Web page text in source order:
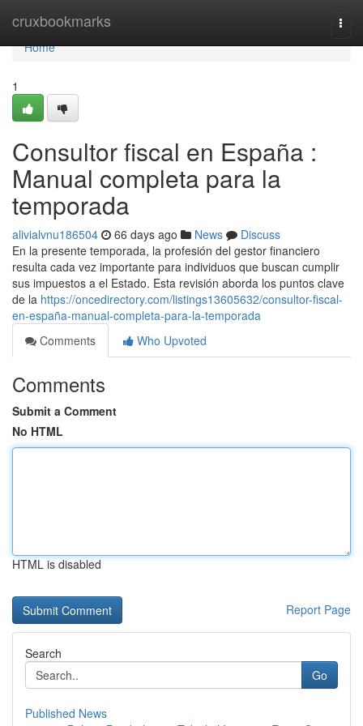
cruxbookmarks
Home
Home
1
Consultor fiscal en España :
Manual completa para la
temporada
alivialvnu186504 66 days ago News
Discuss
En la presente temporada, la profesión del gestor financiero
resulta cada vez importante para individuos que buscan cumplir
sus impuestos a el Estado. Esta revisión aborda los puntos clave
de la https://oncedirectory.com/listings13605632/consultor-fiscal-
en-españa-manual-completa-para-la-temporada
Comments
Who Upvoted
Comments
Submit a Comment
No HTML
HTML is disabled
Report Page
Search
Go
Published News